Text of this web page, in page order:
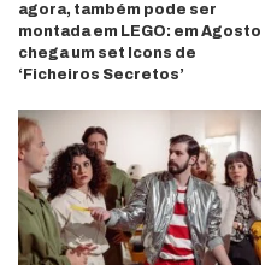
agora, também pode ser
montada em LEGO: em Agosto
chega um set Icons de
‘Ficheiros Secretos’